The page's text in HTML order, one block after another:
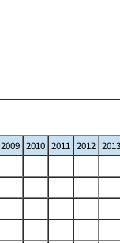
2009 2010 2011 2012 2013